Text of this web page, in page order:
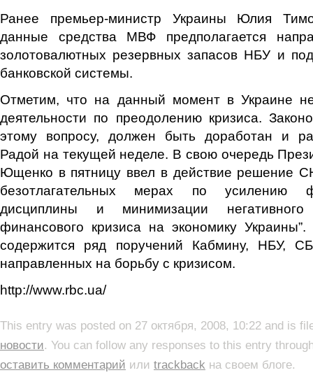
Ранее премьер-министр Украины Юлия
данные средства МВФ предполагается
золотовалютных резервных запасов НБУ и
банковской системы.
Отметим, что на данный момент в Украине
деятельности по преодолению кризиса.
этому вопросу, должен быть доработан и
Радой на текущей неделе. В свою очередь
Ющенко в пятницу ввел в действие решение
безотлагательных мерах по усилению
дисциплины и минимизации
финансового кризиса на экономику
содержится ряд поручений Кабмину, НБУ,
направленных на борьбу с кризисом.
http://www.rbc.ua/
This entry was posted on 27 октября, 2008, 10:22 and is
новости. You can follow any responses to this entry
оставить комментарий или trackback на своем блоге.